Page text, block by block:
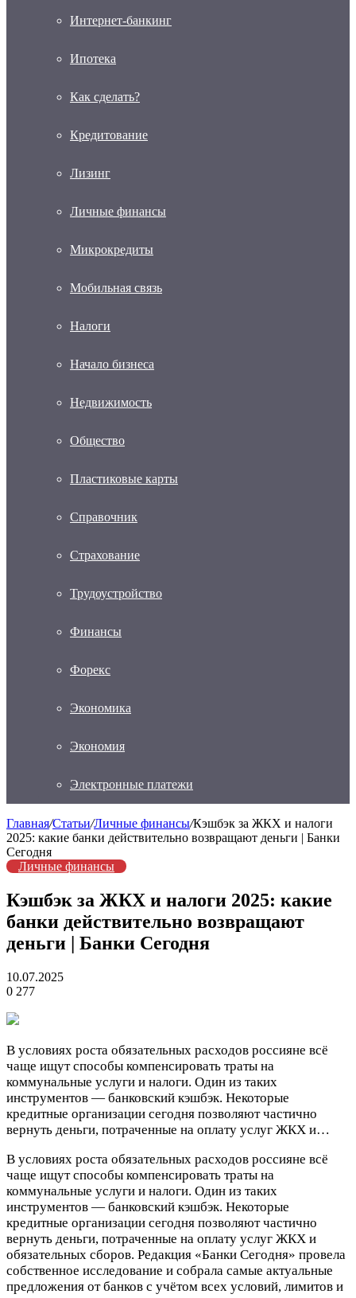
Интернет-банкинг
Ипотека
Как сделать?
Кредитование
Лизинг
Личные финансы
Микрокредиты
Мобильная связь
Налоги
Начало бизнеса
Недвижимость
Общество
Пластиковые карты
Справочник
Страхование
Трудоустройство
Финансы
Форекс
Экономика
Экономия
Электронные платежи
Главная/Статьи/Личные финансы/Кэшбэк за ЖКХ и налоги
2025: какие банки действительно возвращают деньги | Банки
Сегодня
Личные финансы
Кэшбэк за ЖКХ и налоги 2025: какие
банки действительно возвращают
деньги | Банки Сегодня
10.07.2025
0 277
В условиях роста обязательных расходов россияне всё
чаще ищут способы компенсировать траты на
коммунальные услуги и налоги. Один из таких
инструментов — банковский кэшбэк. Некоторые
кредитные организации сегодня позволяют частично
вернуть деньги, потраченные на оплату услуг ЖКХ и…
В условиях роста обязательных расходов россияне всё
чаще ищут способы компенсировать траты на
коммунальные услуги и налоги. Один из таких
инструментов — банковский кэшбэк. Некоторые
кредитные организации сегодня позволяют частично
вернуть деньги, потраченные на оплату услуг ЖКХ и
обязательных сборов. Редакция «Банки Сегодня» провела
собственное исследование и собрала самые актуальные
предложения от банков с учётом всех условий, лимитов и